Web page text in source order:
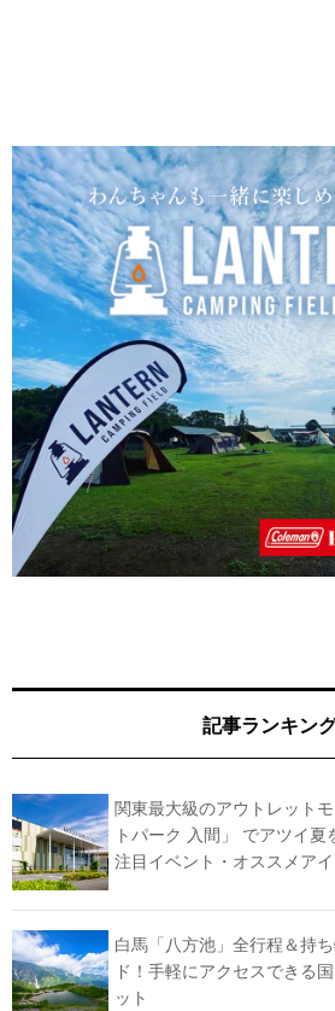
記事ランキン
関東最大級のアウトレット
トパーク 入間」 でアツイ
注目イベント・オススメア
白馬「八方池」全行程＆持
ド！手軽にアクセスできる
ット